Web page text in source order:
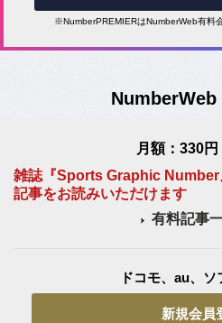
※NumberPREMIERはNumberWeb有料
NumberWeb
月額：330円
雑誌『Sports Graphic Number
記事をお読みいただけます
有料記事
ドコモ、au、ソ
新規会員